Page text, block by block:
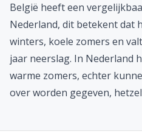
België heeft een
Nederland, dit betekent dat
winters, koele zomers en
jaar neerslag. In Nederland
warme zomers, echter
over worden gegeven,